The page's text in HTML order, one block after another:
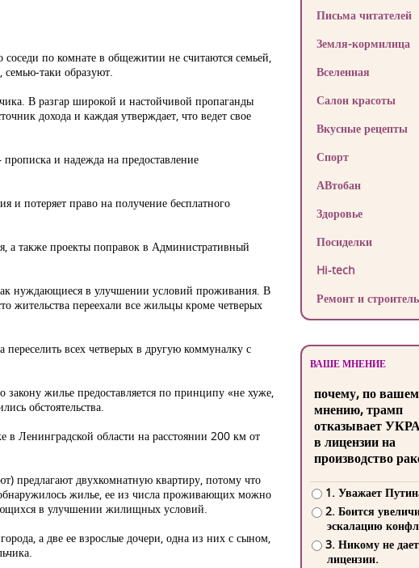
по комнате в общежитии не считаются семьей,
таки образуют.
В разгар широкой и настойчивой пропаганды
дохода и каждая утверждает, что ведет свое
и надежда на предоставление
и потеряет право на получение бесплатного
а также проекты поправок в Административный
нуждающиеся в улучшении условий проживания. В
жительства переехали все жильцы кроме четверых
всех четверых в другую коммуналку с
жилье предоставляется по принципу «не хуже,
обстоятельства.
в Ленинградской области на расстоянии 200 км от
предлагают двухкомнатную квартиру, потому что
обнаружилось жилье, ее из числа проживающих можно
в улучшении жилищных условий.
а две ее взрослые дочери, одна из них с сыном,
Письма читателей
Земля-кормилица
Вселенная
Салон красоты
Вкусные рецепты
Спорт
АВтобан
Здоровье
Посиделки
Hi-tech
Ремонт и
ВАШЕ МНЕНИЕ
почему, по
мнению, трамп
отказывает
в лицензии на
производство
1. Уважает
2. Боится
эскалацию
3. Никому не
лицензии.